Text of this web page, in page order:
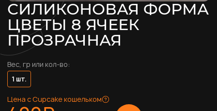
СИЛИКОНОВАЯ ФОРМА
ЦВЕТЫ 8 ЯЧЕЕК
ПРОЗРАЧНАЯ
Вес, гр или кол-во:
1 шт.
Цена с Cupcake кошельком